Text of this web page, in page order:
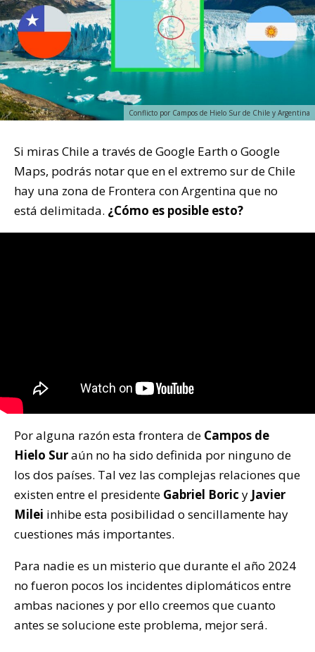
Conflicto por Campos de Hielo Sur de Chile y Argentina
Si miras Chile a través de Google Earth o Google
Maps, podrás notar que en el extremo sur de Chile
hay una zona de Frontera con Argentina que no
está delimitada. ¿Cómo es posible esto?
Por alguna razón esta frontera de Campos de
Hielo Suraún no ha sido definida por ninguno de
los dos países. Tal vez las complejas relaciones que
existen entre el presidente Gabriel Boric y Javier
Milei inhibe esta posibilidad o sencillamente hay
cuestiones más importantes.
Para nadie es un misterio que durante el año 2024
no fueron pocos los incidentes diplomáticos entre
ambas naciones y por ello creemos que cuanto
antes se solucione este problema, mejor será.